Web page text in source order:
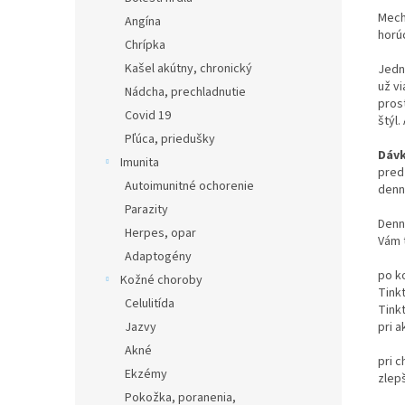
Angína
Chrípka
Kašel akútny, chronický
Nádcha, prechladnutie
Covid 19
Pľúca, priedušky
Imunita
Autoimunitné ochorenie
Parazity
Herpes, opar
Adaptogény
Kožné choroby
Celulitída
Jazvy
Akné
Ekzémy
Pokožka, poranenia,
už
štýl.
po
pri
pri